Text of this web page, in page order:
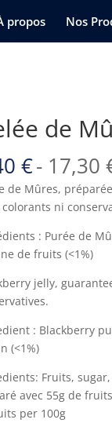
propos Nos
de
€- 17,30
de Mûres,
colorants ni
: Purée de
de fruits (<1%)
jelly,
: Blackberry
(<1%)
Fruits,
avec 55g de
per 100g